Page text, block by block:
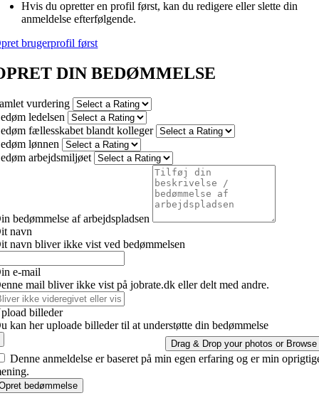
Hvis du opretter en profil først, kan du redigere eller slette din
anmeldelse efterfølgende.
brugerprofil først
DIN BEDØMMELSE
vurdering
ledelsen
fællesskabet blandt kolleger
lønnen
arbejdsmiljøet
bedømmelse af arbejdspladsen
navn
navn bliver ikke vist ved bedømmelsen
e-mail
mail bliver ikke vist på jobrate.dk eller delt med andre.
billeder
kan her uploade billeder til at understøtte din bedømmelse
Drag & Drop your photos or Browse
Denne anmeldelse er baseret på min egen erfaring og er min
bedømmelse